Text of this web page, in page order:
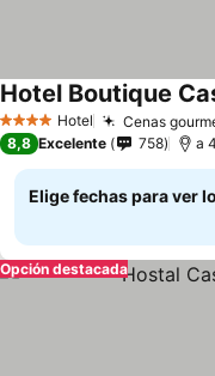
4 EstrellasHotel Cenas
Hotel Boutique
8,8 Excelente 758 a
Elige fechas para ver
Opción destacada